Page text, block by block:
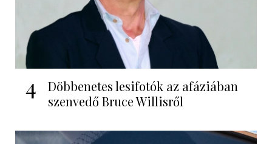
4
Döbbenetes lesifotók az afáziában
szenvedő Bruce Willisről